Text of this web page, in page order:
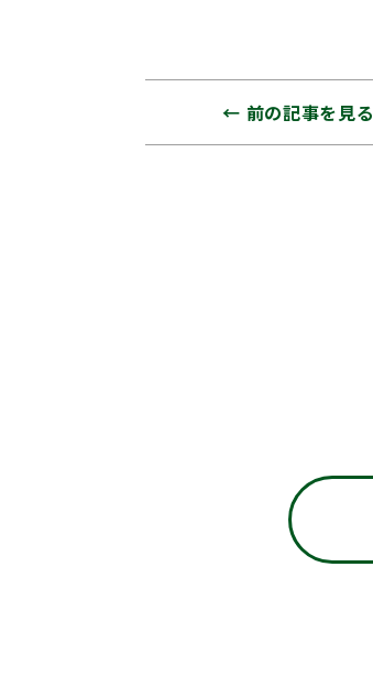
← 前の記事を見る